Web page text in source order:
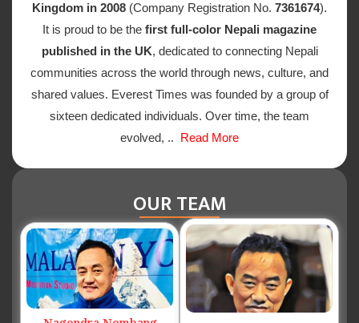
Kingdom in 2008 (Company Registration No. 7361674).
It is proud to be the first full-color Nepali magazine
published in the UK, dedicated to connecting Nepali
communities across the world through news, culture, and
shared values. Everest Times was founded by a group of
sixteen dedicated individuals. Over time, the team
evolved, .. Read More
OUR TEAM